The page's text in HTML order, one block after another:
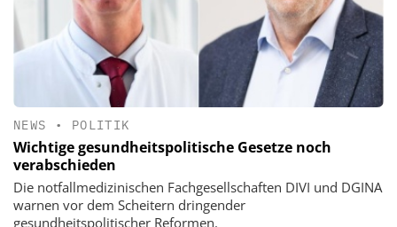
NEWS • POLITIK
Wichtige gesundheitspolitische Gesetze noch
verabschieden
Die notfallmedizinischen Fachgesellschaften DIVI und DGINA
warnen vor dem Scheitern dringender
gesundheitspolitischer Reformen.